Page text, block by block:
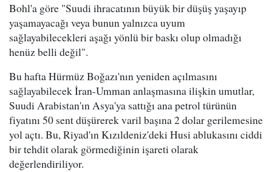
Bohl'a göre "Suudi ihracatının büyük bir düşüş yaşayıp
yaşamayacağı veya bunun yalnızca uyum
sağlayabilecekleri aşağı yönlü bir baskı olup olmadığı
henüz belli değil".
Bu hafta Hürmüz Boğazı'nın yeniden açılmasını
sağlayabilecek İran-Umman anlaşmasına ilişkin umutlar,
Suudi Arabistan'ın Asya'ya sattığı ana petrol türünün
fiyatını 50 sent düşürerek varil başına 2 dolar gerilemesine
yol açtı. Bu, Riyad'ın Kızıldeniz'deki Husi ablukasını ciddi
bir tehdit olarak görmediğinin işareti olarak
değerlendiriliyor.